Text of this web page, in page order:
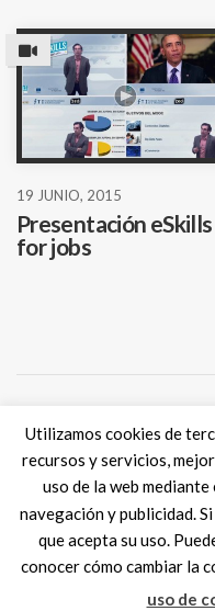
19 JUNIO, 2015
Presentación eSkills
for jobs
Tweets por @eSkills4Jobs
Digital Skills ES 2017 SPAIN
Utilizamos cookies de
recursos y servicios,
uso de la web
navegación y publicidad.
que acepta su uso.
conocer cómo cambiar la
uso de